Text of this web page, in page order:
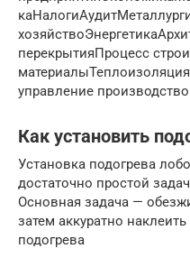
перекрытияПроцесс
управление
Как установить
Установка подогрева
достаточно простой
Основная задача —
затем аккуратно
подогрева